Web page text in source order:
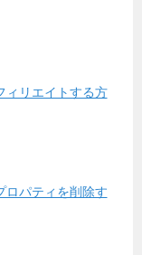
ィリエイトする方
ロパティを削除す